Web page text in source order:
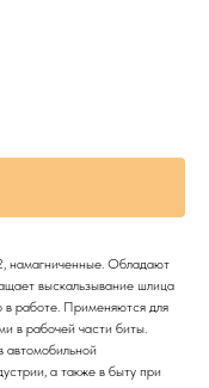
намагниченные. Обладают
выскальзывание шлица
в работе. Применяются для
в рабочей части биты.
автомобильной
а также в быту при